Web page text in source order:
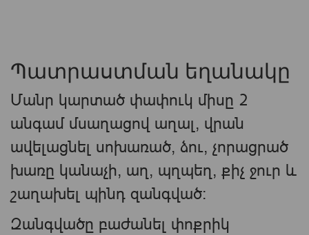
Պատրաստման եղանակը
Մանր կարտած փափուկ միսը 2
անգամ մսաղացով աղալ, վրան
ավելացնել սոխառած, ձու, չորացրած
խառը կանաչի, աղ, պղպեղ, քիչ ջուր և
շաղախել պինդ զանգված։
Զանգվածը բաժանել փոքրիկ